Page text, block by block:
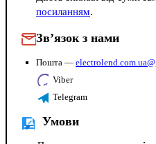
посиланням.
Зв’язок з нами
Пошта —
Viber
Telegram
Умови